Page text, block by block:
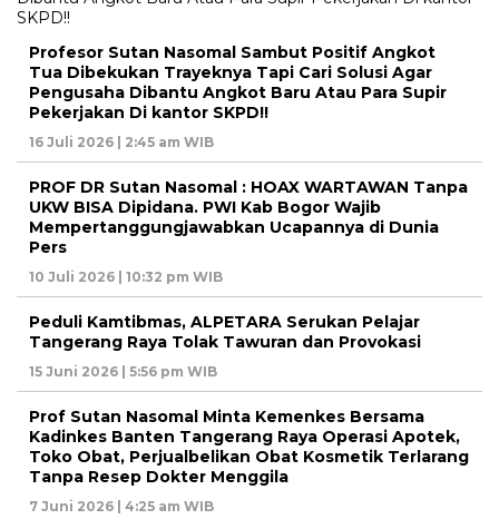
Profesor Sutan Nasomal Sambut Positif Angkot
Tua Dibekukan Trayeknya Tapi Cari Solusi Agar
Pengusaha Dibantu Angkot Baru Atau Para Supir
Pekerjakan Di kantor SKPD!!
16 Juli 2026 | 2:45 am WIB
PROF DR Sutan Nasomal : HOAX WARTAWAN Tanpa
UKW BISA Dipidana. PWI Kab Bogor Wajib
Mempertanggungjawabkan Ucapannya di Dunia
Pers
10 Juli 2026 | 10:32 pm WIB
Peduli Kamtibmas, ALPETARA Serukan Pelajar
Tangerang Raya Tolak Tawuran dan Provokasi
15 Juni 2026 | 5:56 pm WIB
Prof Sutan Nasomal Minta Kemenkes Bersama
Kadinkes Banten Tangerang Raya Operasi Apotek,
Toko Obat, Perjualbelikan Obat Kosmetik Terlarang
Tanpa Resep Dokter Menggila
7 Juni 2026 | 4:25 am WIB